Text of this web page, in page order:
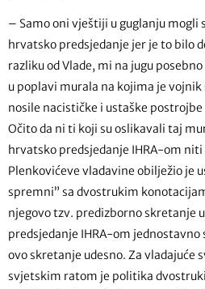
– Samo oni vještiji u guglanju mogli
hrvatsko predsjedanje jer je to bilo
razliku od Vlade, mi na jugu
u poplavi murala na kojima je
nosile nacističke i ustaške
Očito da ni ti koji su oslikavali taj
hrvatsko predsjedanje IHRA-om niti
Plenkovićeve vladavine obilježio je
spremni” sa dvostrukim
njegovo tzv. predizborno skretanje
predsjedanje IHRA-om jednostavno
ovo skretanje udesno. Za vladajuće
svjetskim ratom je politika